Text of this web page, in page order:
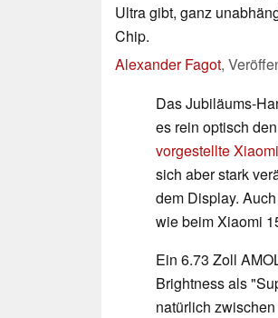
Ultra gibt, ganz
Chip.
Alexander Fagot,
Das Jubiläums-
es rein optisch
vorgestellte
sich aber stark
dem Display.
wie beim Xiaomi
Ein 6.73 Zoll
Brightness als
natürlich